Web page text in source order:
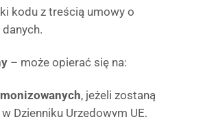
kodu z treścią umowy o
– może opierać się na:
, jeżeli zostaną
Dzienniku Urzędowym UE,